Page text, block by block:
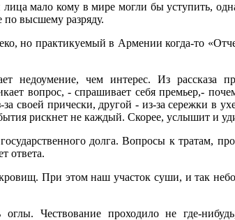
лица мало кому в мире могли бы уступить,
по высшему разряду.
но практикуемый в Армении когда-то
чем интерес. Из рассказа
вопрос, - спрашивает себя премьер,-
своей прически, другой - из-за сережки в
рискнет не каждый. Скорее, услышит и
долга. Вопросы к тратам,
ответа.
При этом наш участок суши, и так
Чествование проходило не где-